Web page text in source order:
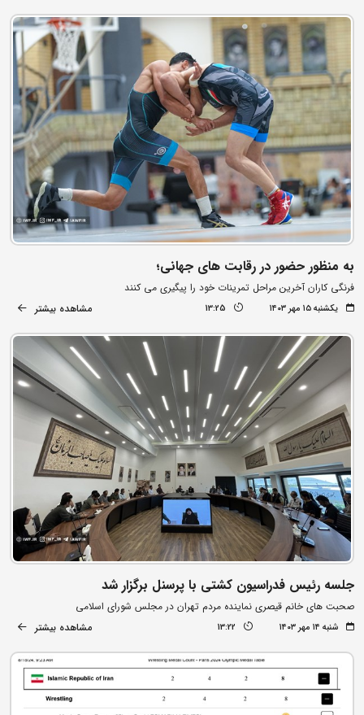
به منظور حضور در رقابت های جهانی؛
فرنگی کاران آخرین مراحل تمرینات خود را پیگیری می کنند
یکشنبه ۱۵ مهر ۱۴۰۳ 13:25 مشاهده بیشتر
جلسه رئیس فدراسیون کشتی با پرسنل برگزار شد
صحبت های خانم قیصری نماینده مردم تهران در مجلس شورای اسلامی
شنبه ۱۴ مهر ۱۴۰۳ 13:22 مشاهده بیشتر